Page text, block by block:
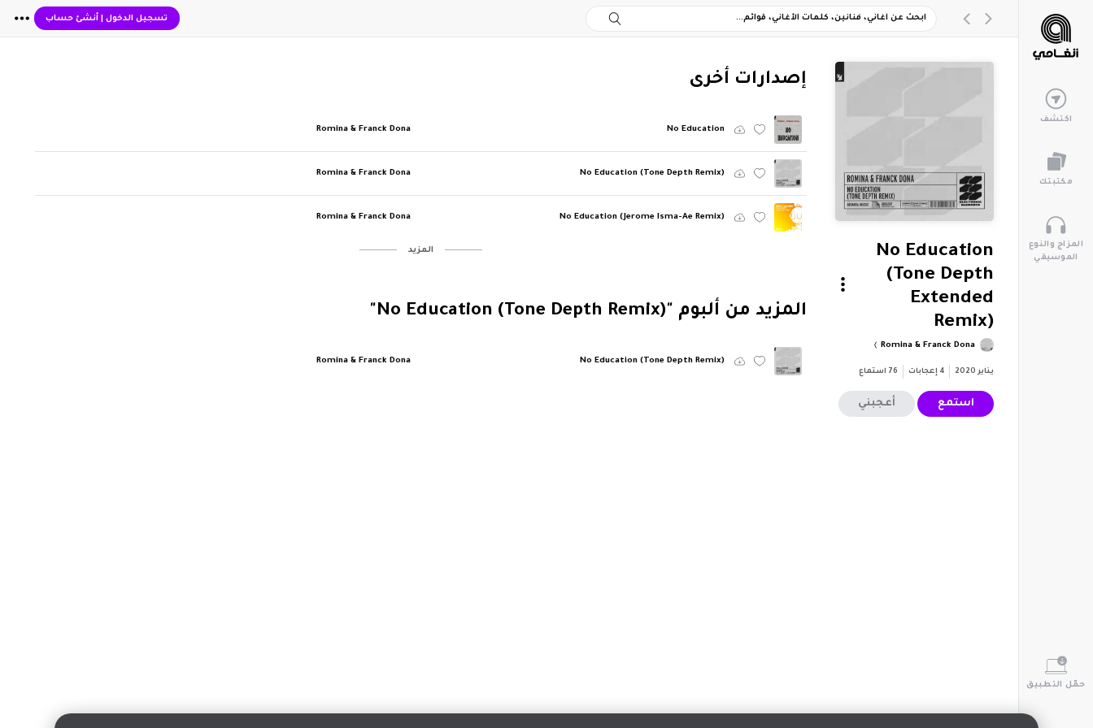
تسجيل الدخول| أنشئ حساب
اكتشف
مكتبتك
المزاج والنوع
الموسيقي
حمّل التطبيق
No Education
(Tone Depth
Extended
Remix)
Romina & Franck Dona
يناير 2020 4 إعجابات 76 استماع
استمع أعجبني
‏إصدارات أخرى
No Education
Romina & Franck Dona
No Education (Tone Depth Remix)
Romina & Franck Dona
No Education (Jerome Isma-Ae Remix)
Romina & Franck Dona
‏المزيد
‏المزيد من ألبوم "No Education (Tone Depth Remix)"
No Education (Tone Depth Remix)
Romina & Franck Dona